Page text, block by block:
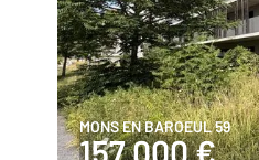
MONS EN BAROEUL 59
157 000 €